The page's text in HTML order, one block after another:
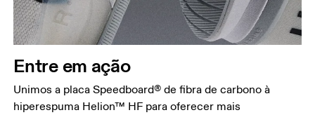
Entre em ação
Unimos a placa Speedboard® de fibra de carbono à
hiperespuma Helion™ HF para oferecer mais